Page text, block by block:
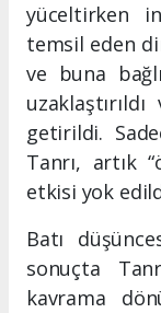
yüceltirken
temsil eden
ve buna
getirildi.
Tanrı, artık
etkisi yok
Batı
sonuçta
kavrama